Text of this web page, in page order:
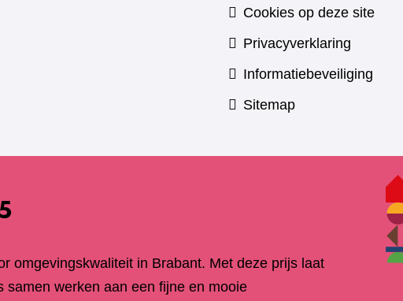
Cookies op deze site
Privacyverklaring
Informatiebeveiliging
Sitemap
omgevingskwaliteit in Brabant. Met deze prijs laat
werken aan een fijne en mooie